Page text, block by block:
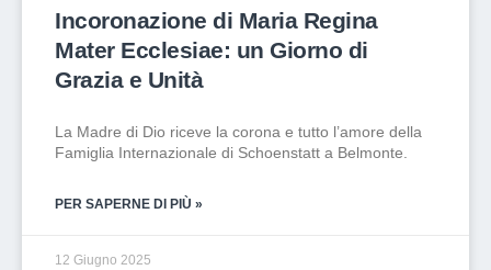
Incoronazione di Maria Regina
Mater Ecclesiae: un Giorno di
Grazia e Unità
La Madre di Dio riceve la corona e tutto l’amore della
Famiglia Internazionale di Schoenstatt a Belmonte.
PER SAPERNE DI PIÙ »
12 Giugno 2025